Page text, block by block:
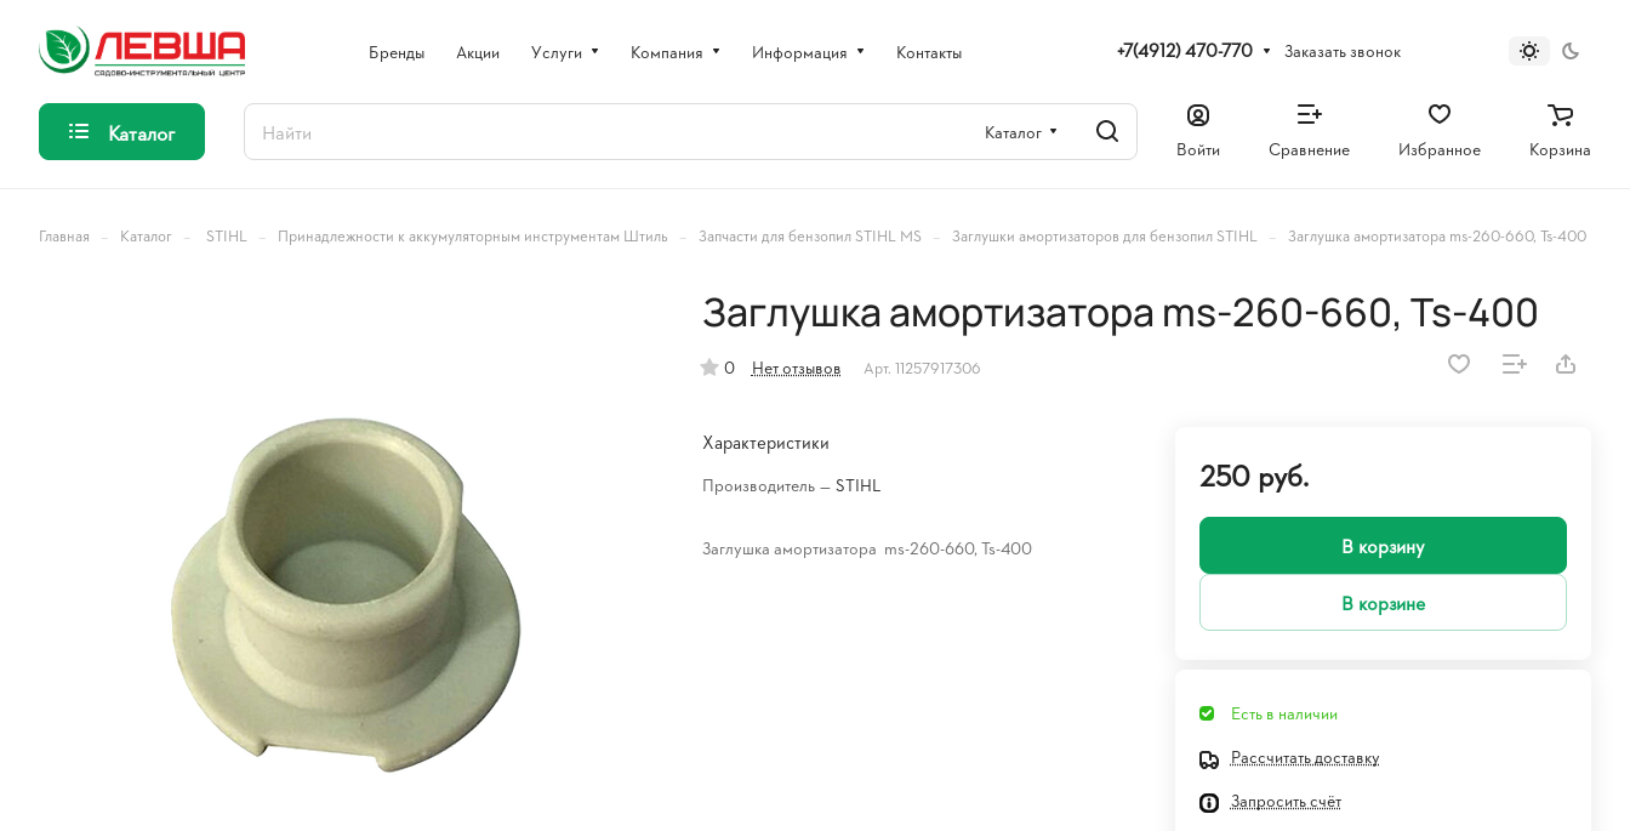
Бренды Акции Услуги Компания Информация Контакты +7(4912) 470-770 Заказать звонок
Каталог Каталог
Войти Сравнение Избранное Корзина
Главная – Каталог – STIHL – Принадлежности к аккумуляторным инструментам Штиль – Запчасти для бензопил STIHL MS – Заглушки амортизаторов для бензопил STIHL – Заглушка амортизатора ms-260-660, Ts-400
Заглушка амортизатора ms-260-660, Ts-400
0 Нет отзывов Арт. 11257917306
Характеристики
Производитель — STIHL
Заглушка амортизатора ms-260-660, Ts-400
250 руб.
В корзину
В корзине
Есть в наличии
Рассчитать доставку
Запросить счёт